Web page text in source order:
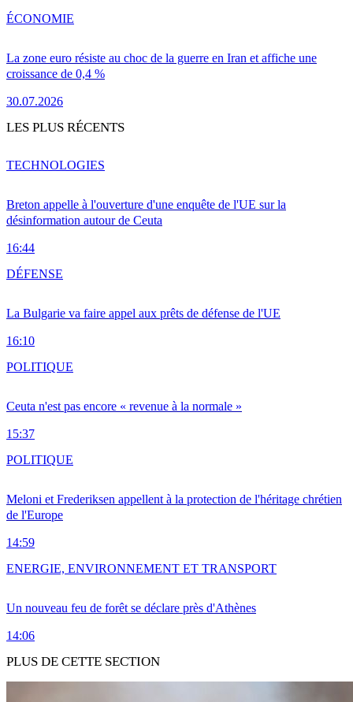
La zone euro résiste au choc de la guerre en Iran et affiche une
croissance de 0,4 %
30.07.2026
ÉCONOMIE
LES PLUS RÉCENTS
Breton appelle à l'ouverture d'une enquête de l'UE sur la
désinformation autour de Ceuta
16:44
TECHNOLOGIES
La Bulgarie va faire appel aux prêts de défense de l'UE
16:10
DÉFENSE
Ceuta n'est pas encore « revenue à la normale »
15:37
POLITIQUE
Meloni et Frederiksen appellent à la protection de l'héritage chrétien
de l'Europe
14:59
POLITIQUE
Un nouveau feu de forêt se déclare près d'Athènes
14:06
ENERGIE, ENVIRONNEMENT ET TRANSPORT
PLUS DE CETTE SECTION